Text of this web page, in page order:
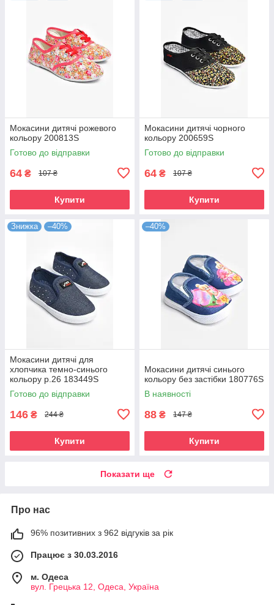
Мокасини дитячі рожевого
кольору 200813S
Готово до відправки
64 ₴ 107 ₴
Купити
Мокасини дитячі чорного
кольору 200659S
Готово до відправки
64 ₴ 107 ₴
Купити
Знижка –40%
Мокасини дитячі для
хлопчика темно-синього
кольору р.26 183449S
Готово до відправки
146 ₴ 244 ₴
Купити
–40%
Мокасини дитячі синього
кольору без застібки 180776S
В наявності
88 ₴ 147 ₴
Купити
Показати ще
Про нас
96% позитивних з 962 відгуків за рік
Працює з 30.03.2016
м. Одеса
вул. Грецька 12, Одеса, Україна